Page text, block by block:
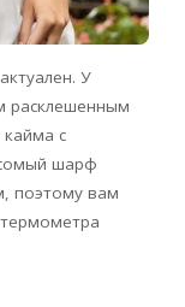
У
расклешенным
кайма с
шарф
поэтому вам